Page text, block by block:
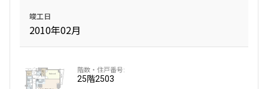
竣工日
2010年02月
25階2503